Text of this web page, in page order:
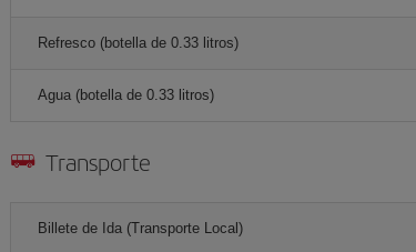
Refresco (botella de 0.33 litros)
Agua (botella de 0.33 litros)
Transporte
Billete de Ida (Transporte Local)